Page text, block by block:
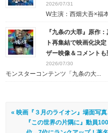
2026/07/31
W主演：西畑大吾×福
『九条の大罪』原作
ト再集結で映画化決
ザー映像＆コメントも
2026/07/30
モンスターコンテンツ「九条の大...
« 映画『３月のライオン』場面写
『この世界の片隅に』動員